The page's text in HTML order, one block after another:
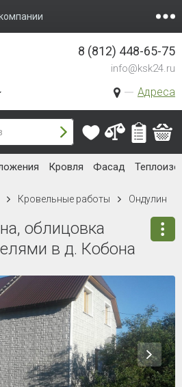
Адреса
8 (812) 448-65-75
info@ksk24.ru
Кровля Фасад
Кровельные работы Ондулин
облицовка
в д. Кобона